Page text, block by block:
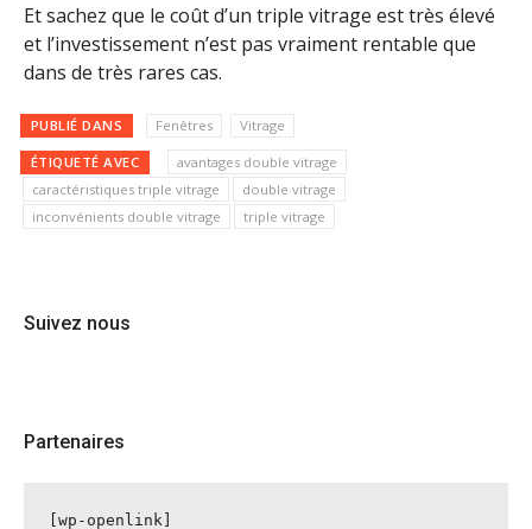
Et sachez que le coût d’un triple vitrage est très élevé
et l’investissement n’est pas vraiment rentable que
dans de très rares cas.
PUBLIÉ DANS Fenêtres Vitrage
ÉTIQUETÉ AVEC
avantages double vitrage
caractéristiques triple vitrage
double vitrage
inconvénients double vitrage
triple vitrage
Suivez nous
Partenaires
[wp-openlink]